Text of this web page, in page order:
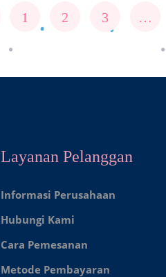
1 2 3 …
Layanan Pelanggan
Informasi Perusahaan
Hubungi Kami
Cara Pemesanan
Metode Pembayaran